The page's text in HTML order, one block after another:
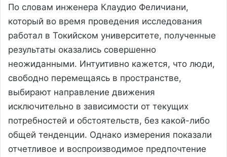
По словам инженера Клаудио Феличиани,
который во время проведения исследования
работал в Токийском университете, полученные
результаты оказались совершенно
неожиданными. Интуитивно кажется, что люди,
свободно перемещаясь в пространстве,
выбирают направление движения
исключительно в зависимости от текущих
потребностей и обстоятельств, без какой-либо
общей тенденции. Однако измерения показали
отчетливое и воспроизводимое предпочтение